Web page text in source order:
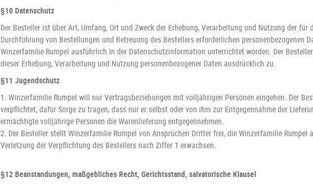
§10 Datenschutz
Der Besteller ist über Art, Umfang, Ort und Zweck der Erhebung, Verarbeitung und Nutzung der für
Durchführung von Bestellungen und Betreuung des Bestellers erforderlichen personenbezogenen
Winzerfamilie Rumpel ausführlich in der Datenschutzinformation unterrichtet worden. Der
dieser Erhebung, Verarbeitung und Nutzung personenbezogener Daten ausdrücklich zu.
§11 Jugendschutz
1. Winzerfamilie Rumpel will nur Vertragsbeziehungen mit volljährigen Personen eingehen. Der
verpflichtet, dafür Sorge zu tragen, dass nur er selbst oder von ihm zur Entgegennahme der
ermächtigte volljährige Personen die Warenlieferung entgegennehmen.
2. Der Besteller stellt Winzerfamilie Rumpel von Ansprüchen Dritter frei, die Winzerfamilie Rumpel
Verletzung der Verpflichtung des Bestellers nach Ziffer 1 erwachsen.
§12 Beanstandungen, maßgebliches Recht, Gerichtsstand, salvatorische Klausel